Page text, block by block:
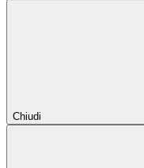
Chiudi